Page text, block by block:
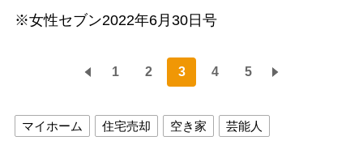
※女性セブン2022年6月30日号
1 2 3 4 5
マイホーム 住宅売却 空き家 芸能人